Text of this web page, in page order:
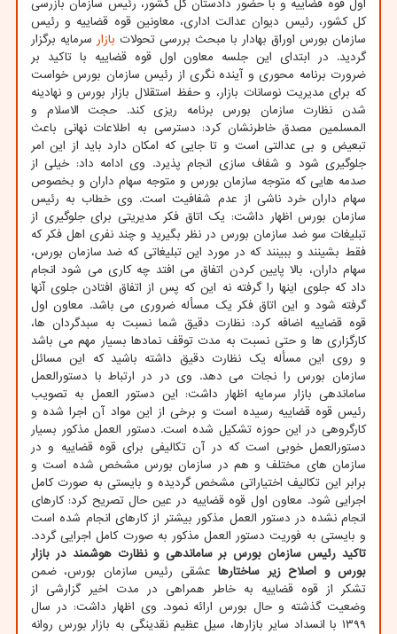
اول قوه قضاییه و با حضور دادستان کل کشور، رئیس سازمان بازرسی
کل کشور، رئیس دیوان عدالت اداری، معاونین قوه قضاییه و رئیس
سازمان بورس اوراق بهادار با مبحث بررسی تحولات بازار سرمایه برگزار
گردید. در ابتدای این جلسه معاون اول قوه قضاییه با تاکید بر
ضرورت برنامه محوری و آینده نگری از رئیس سازمان بورس خواست
که برای مدیریت نوسانات بازار، و حفظ استقلال بازار بورس و نهادینه
شدن نظارت سازمان بورس برنامه ریزی کند. حجت الاسلام و
المسلمین مصدق خاطرنشان کرد: دسترسی به اطلاعات نهانی باعث
تبعیض و بی عدالتی است و تا جایی که امکان دارد باید از این امر
جلوگیری شود و شفاف سازی انجام پذیرد. وی ادامه داد: خیلی از
صدمه هایی که متوجه سازمان بورس و متوجه سهام داران و بخصوص
سهام داران خرد ناشی از عدم شفافیت است. وی خطاب به رئیس
سازمان بورس اظهار داشت: یک اتاق فکر مدیریتی برای جلوگیری از
تبلیغات سو ضد سازمان بورس در نظر بگیرید و چند نفری اهل فکر که
فقط بشینند و ببینند که در مورد این تبلیغاتی که ضد سازمان بورس،
سهام داران، بالا پایین کردن اتفاق می افتد چه کاری می شود انجام
داد که جلوی اینها را گرفته نه این که پس از اتفاق افتادن جلوی آنها
گرفته شود و این اتاق فکر یک مسأله ضروری می باشد. معاون اول
قوه قضاییه اضافه کرد: نظارت دقیق شما نسبت به سبدگردان ها،
کارگزاری ها و حتی نسبت به مدت توقف نمادها بسیار مهم می باشد
و روی این مسأله یک نظارت دقیق داشته باشید که این مسائل
سازمان بورس را نجات می دهد. وی در در ارتباط با دستورالعمل
ساماندهی بازار سرمایه اظهار داشت: این دستور العمل به تصویب
رئیس قوه قضاییه رسیده است و برخی از این مواد آن اجرا شده و
کارگروهی در این حوزه تشکیل شده است. دستور العمل مذکور بسیار
دستورالعمل خوبی است که در آن تکالیفی برای قوه قضاییه و در
سازمان های مختلف و هم در سازمان بورس مشخص شده است و
برابر این تکالیف اختیاراتی مشخص گردیده و بایستی به صورت کامل
اجرایی شود. معاون اول قوه قضاییه در عین حال تصریح کرد: کارهای
انجام نشده در دستور العمل مذکور بیشتر از کارهای انجام شده است
و بایستی به فوریت دستور العمل مذکور به صورت کامل اجرایی گردد.
تاکید رئیس سازمان بورس بر ساماندهی و نظارت هوشمند در بازار
بورس و اصلاح زیر ساختارهاعشقی رئیس سازمان بورس، ضمن
تشکر از قوه قضاییه به خاطر همراهی در مدت اخیر گزارشی از
وضعیت گذشته و حال بورس ارائه نمود. وی اظهار داشت: در سال
۱۳۹۹ با انسداد سایر بازارها، سیل عظیم نقدینگی به بازار بورس روانه